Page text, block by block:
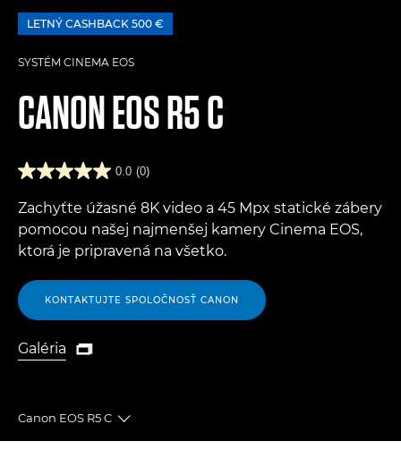
LETNÝ CASHBACK 500 €
SYSTÉM CINEMA EOS
CANONEOS R5 C
0.0 (0)
Zachyťte úžasné 8K video a 45 Mpx statické zábery
pomocou našej najmenšej kamery Cinema EOS,
ktorá je pripravená na všetko.
KONTAKTUJTE SPOLOČNOSŤ CANON
Galéria
Galéria

Canon EOS R5 C
Toggle breadcrumbs